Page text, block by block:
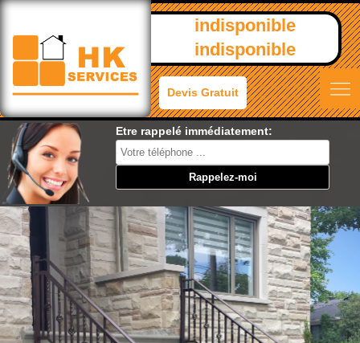
indisponible
indisponible
Devis Gratuit
Etre rappelé immédiatement: